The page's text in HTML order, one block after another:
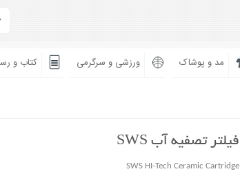
مد و پوشاک ورزشی و سرگرمی کتاب و
فیلتر تصفيه آب SWS
SWS HI-Tech Ceramic Cartridge